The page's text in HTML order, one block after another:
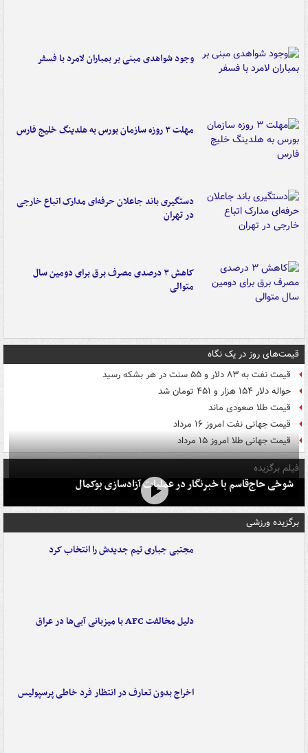
وجود شواهدی مبنی بر بمباران لامرد با فسفر
مهلت ۳ روزه سازمان بورس به هلدینگ خلیج فارس
دستگیری باند جاعلان حرفه‌ای مدارک اتباع خارجی
در تهران
کاهش ۳ درصدی مصرف برق برای دومین سال
متوالی
قیمت‌های روز در یک نگاه
قیمت نفت به ۸۳ دلار و ۵۵ سنت در هر بشکه رسید
حواله دلار ۱۵۴ هزار و ۴۵۱ تومان شد
قیمت طلا صعودی ماند
قیمت جهانی نفت امروز ۱۶ مرداد
قیمت جهانی طلا امروز ۱۵ مرداد
فیلم برگزیده
شوخی حاج‌قاسم با خبرنگار در عملیات آزادسازی بوکمال
برگزیده ورزشی
مجتبی جباری تیم جدیدش را انتخاب کرد
دلیل مخالفت AFC با میزبانی آبی‌ها در عراق
اخراج بدون تعارف در انتظار فرد خاطی پرسپولیس